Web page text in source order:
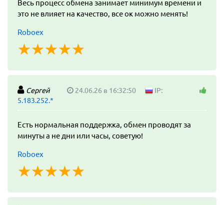
Весь процесс обмена занимает минимум времени и
это не влияет на качество, все ок можно менять!
Roboex
☆☆☆☆☆
★★★★★
Сергей 24.06.26 в 16:32:50
IP:
5.183.252.*
Есть нормальная поддержка, обмен проводят за
минуты а не дни или часы, советую!
Roboex
☆☆☆☆☆
★★★★★